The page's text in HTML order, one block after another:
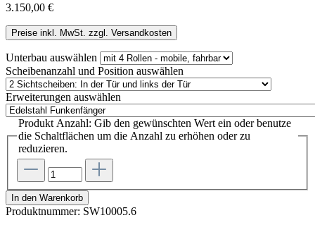
3.150,00 €
Preise inkl. MwSt. zzgl. Versandkosten
Unterbau auswählen
Scheibenanzahl und Position auswählen
Erweiterungen auswählen
Produkt Anzahl: Gib den gewünschten Wert ein oder benutze
die Schaltflächen um die Anzahl zu erhöhen oder zu
reduzieren.
In den Warenkorb
Produktnummer: SW10005.6